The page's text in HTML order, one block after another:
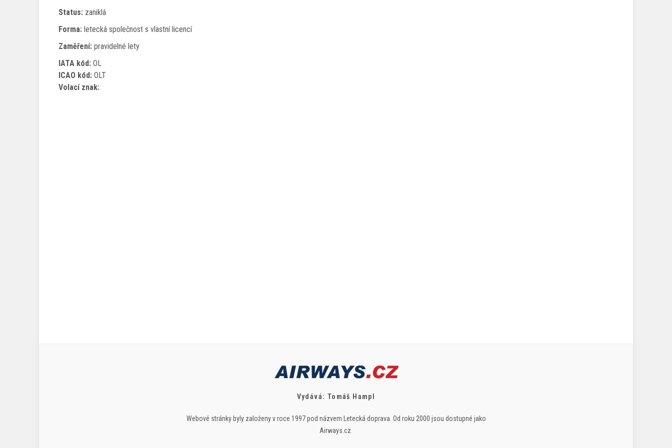
Status: zaniklá
Forma: letecká společnost s vlastní licencí
Zaměření: pravidelné lety
IATA kód: OL
ICAO kód: OLT
Volací znak:
Vydává: Tomáš Hampl
Webové stránky byly založeny v roce 1997 pod názvem Letecká doprava. Od roku 2000 jsou dostupné jako
Airways.cz.